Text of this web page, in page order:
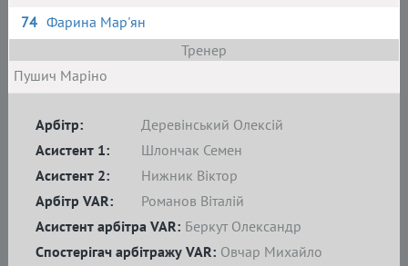
74 Фарина Мар'ян
Тренер
Пушич Маріно
Арбітр:
Деревінський Олексій
Асистент 1:
Шлончак Семен
Асистент 2:
Нижник Віктор
Арбітр VAR:
Романов Віталій
Асистент арбітра VAR: Беркут Олександр
Спостерігач арбітражу VAR: Овчар Михайло